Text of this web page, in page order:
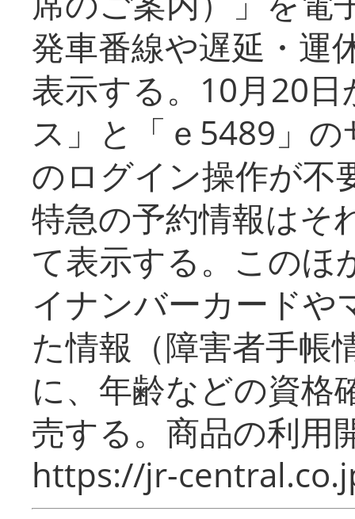
発車番線や遅延・運
表示する。10月20
ス」と「ｅ5489」
のログイン操作が不
特急の予約情報はそ
て表示する。このほ
イナンバーカードや
た情報（障害者手帳
に、年齢などの資格
売する。商品の利用
https://jr-